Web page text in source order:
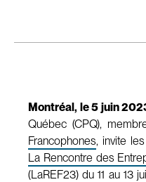
Montréal, le 5 juin
Québec (CPQ),
Francophones, invite
La Rencontre des
(LaREF23) du 11 au 13